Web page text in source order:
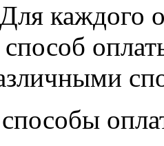
Для каждого